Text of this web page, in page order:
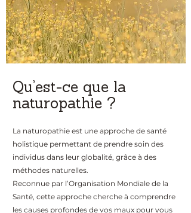
Qu’est-ce que la
naturopathie ?
La naturopathie est une approche de santé
holistique permettant de prendre soin des
individus dans leur globalité, grâce à des
méthodes naturelles.
Reconnue par l’Organisation Mondiale de la
Santé, cette approche cherche à comprendre
les causes profondes de vos maux pour vous